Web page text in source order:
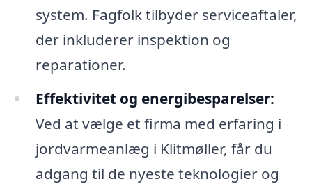
system. Fagfolk tilbyder serviceaftaler,
der inkluderer inspektion og
reparationer.
Effektivitet og energibesparelser:
Ved at vælge et firma med erfaring i
jordvarmeanlæg i Klitmøller, får du
adgang til de nyeste teknologier og